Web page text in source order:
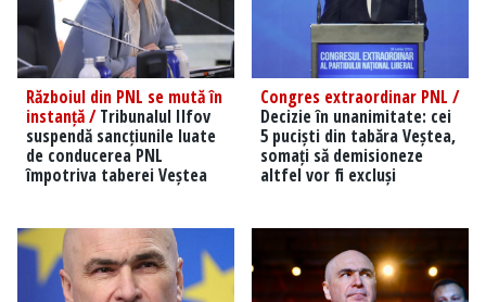
Războiul din PNL se mută în
instanță /Tribunalul Ilfov
suspendă sancțiunile luate
de conducerea PNL
împotriva taberei Veștea
Congres extraordinar PNL /
Decizie în unanimitate: cei
5 puciști din tabăra Veștea,
somați să demisioneze
altfel vor fi excluși